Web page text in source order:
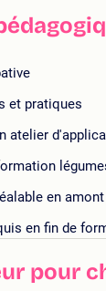
et pratiques
atelier
en
en fin de
pour